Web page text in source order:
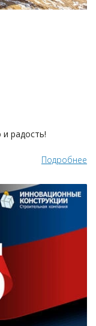
радость!
Подробнее